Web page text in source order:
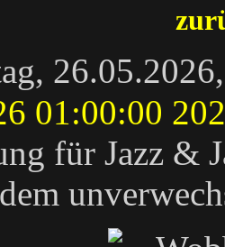
01:00:00
für Jazz &